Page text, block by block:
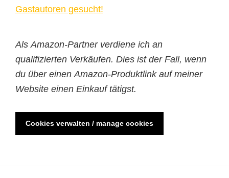
Gastautoren gesucht!
Als Amazon-Partner verdiene ich an
qualifizierten Verkäufen. Dies ist der Fall, wenn
du über einen Amazon-Produktlink auf meiner
Website einen Einkauf tätigst.
Cookies verwalten / manage cookies